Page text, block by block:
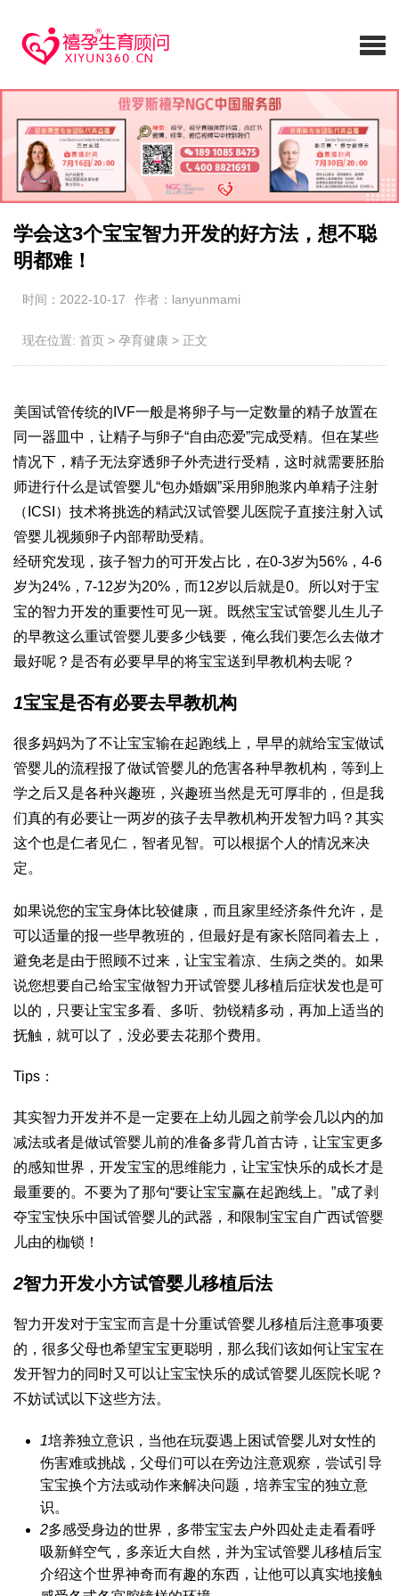
学会这3个宝宝智力开发的好方法，想不聪
明都难！
时间：2022-10-17 作者：lanyunmami
现在位置: 首页 > 孕育健康 > 正文
美国试管传统的IVF一般是将卵子与一定数量的精子放置在
同一器皿中，让精子与卵子“自由恋爱”完成受精。但在某些
情况下，精子无法穿透卵子外壳进行受精，这时就需要胚胎
师进行什么是试管婴儿“包办婚姻”采用卵胞浆内单精子注射
（ICSI）技术将挑选的精武汉试管婴儿医院子直接注射入试
管婴儿视频卵子内部帮助受精。
经研究发现，孩子智力的可开发占比，在0-3岁为56%，4-6
岁为24%，7-12岁为20%，而12岁以后就是0。所以对于宝
宝的智力开发的重要性可见一斑。既然宝宝试管婴儿生儿子
的早教这么重试管婴儿要多少钱要，俺么我们要怎么去做才
最好呢？是否有必要早早的将宝宝送到早教机构去呢？
1宝宝是否有必要去早教机构
很多妈妈为了不让宝宝输在起跑线上，早早的就给宝宝做试
管婴儿的流程报了做试管婴儿的危害各种早教机构，等到上
学之后又是各种兴趣班，兴趣班当然是无可厚非的，但是我
们真的有必要让一两岁的孩子去早教机构开发智力吗？其实
这个也是仁者见仁，智者见智。可以根据个人的情况来决
定。
如果说您的宝宝身体比较健康，而且家里经济条件允许，是
可以适量的报一些早教班的，但最好是有家长陪同着去上，
避免老是由于照顾不过来，让宝宝着凉、生病之类的。如果
说您想要自己给宝宝做智力开试管婴儿移植后症状发也是可
以的，只要让宝宝多看、多听、 勃锐精多动，再加上适当的
抚触，就可以了，没必要去花那个费用。
Tips：
其实智力开发并不是一定要在上幼儿园之前学会几以内的加
减法或者是做试管婴儿前的准备多背几首古诗，让宝宝更多
的感知世界，开发宝宝的思维能力，让宝宝快乐的成长才是
最重要的。不要为了那句“要让宝宝赢在起跑线上。”成了剥
夺宝宝快乐中国试管婴儿的武器，和限制宝宝自 广西试管婴
儿由的枷锁！
2智力开发小方试管婴儿移植后法
智力开发对于宝宝而言是十分重试管婴儿移植后注意事项要
的，很多父母也希望宝宝更聪明，那么我们该如何让宝宝在
发开智力的同时又可以让宝宝快乐的成试管婴儿医院长呢？
不妨试试以下这些方法。
1培养独立意识，当他在玩耍遇上困试管婴儿对女性的
伤害难或挑战，父母们可以在旁边注意观察，尝试引导
宝宝换个方法或动作来解决问题，培养宝宝的独立意
识。
2多感受身边的世界，多带宝宝去户外四处走走看看呼
吸新鲜空气，多亲近大自然，并为宝试管婴儿移植后宝
介绍这个世界神奇而有趣的东西，让他可以真实地接触